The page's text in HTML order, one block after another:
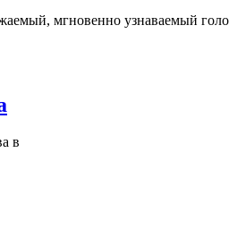
мгновенно узнаваемый
в